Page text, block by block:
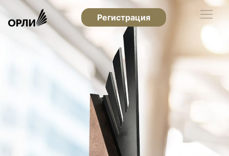
Регистрация